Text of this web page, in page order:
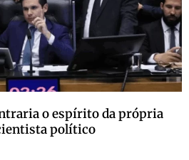
o espírito da própria
político